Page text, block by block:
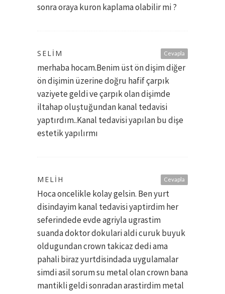
sonra oraya kuron kaplama olabilir mi ?
Cevapla
SELIM
merhaba hocam.Benim üst ön dişim diğer
ön dişimin üzerine doğru hafif çarpık
vaziyete geldi ve çarpık olan dişimde
iltahap oluştuğundan kanal tedavisi
yaptırdım..Kanal tedavisi yapılan bu dişe
estetik yapılırmı
Cevapla
MELIH
Hoca oncelikle kolay gelsin. Ben yurt
disindayim kanal tedavisi yaptirdim her
seferindede evde agriyla ugrastim
suanda doktor dokulari aldi curuk buyuk
oldugundan crown takicaz dedi ama
pahali biraz yurtdisindada uygulamalar
simdi asil sorum su metal olan crown bana
mantikli geldi sonradan arastirdim metal